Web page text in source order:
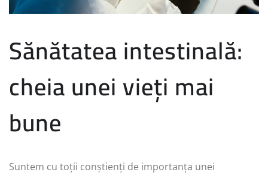
Sănătatea intestinală:
cheia unei vieți mai
bune
Suntem cu toții conștienți de importanța unei